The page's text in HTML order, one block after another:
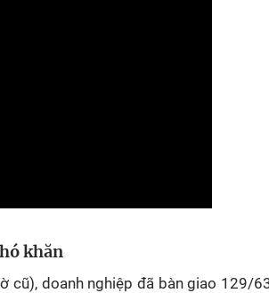
khăn
cũ), doanh nghiệp đã bàn giao 129/